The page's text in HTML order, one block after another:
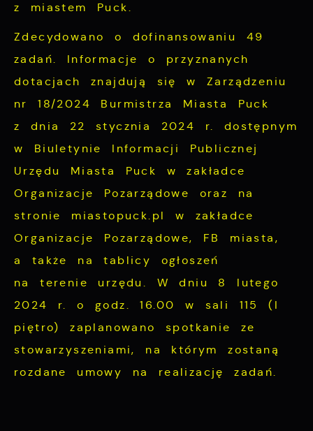
z miastem Puck.
Zdecydowano o dofinansowaniu 49
zadań. Informacje o przyznanych
dotacjach znajdują się w Zarządzeniu
nr 18/2024 Burmistrza Miasta Puck
z dnia 22 stycznia 2024 r. dostępnym
w Biuletynie Informacji Publicznej
Urzędu Miasta Puck w zakładce
Organizacje Pozarządowe oraz na
stronie miastopuck.pl w zakładce
Organizacje Pozarządowe, FB miasta,
a także na tablicy ogłoszeń
na terenie urzędu. W dniu 8 lutego
2024 r. o godz. 16.00 w sali 115 (I
piętro) zaplanowano spotkanie ze
stowarzyszeniami, na którym zostaną
rozdane umowy na realizację zadań.